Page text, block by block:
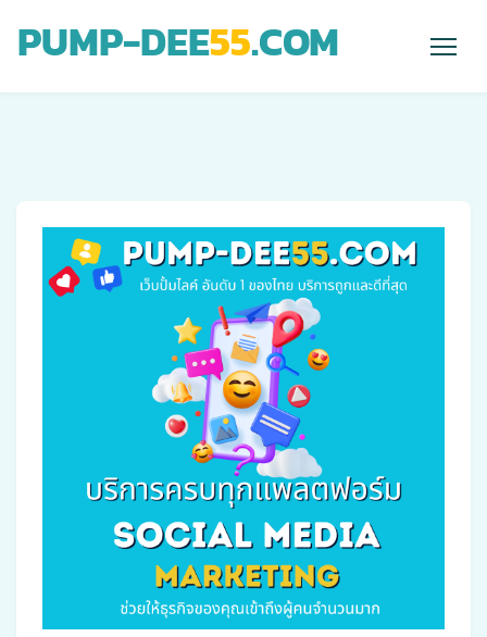
PUMP-DEE55.COM